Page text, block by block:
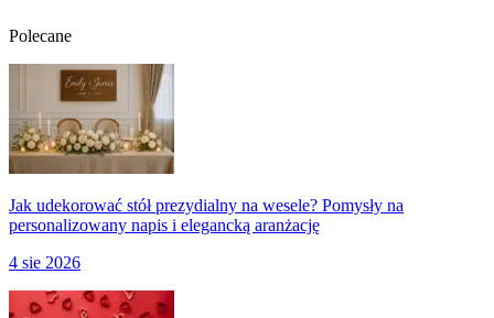
Polecane
Jak udekorować stół prezydialny na wesele? Pomysły na
personalizowany napis i elegancką aranżację
4 sie 2026